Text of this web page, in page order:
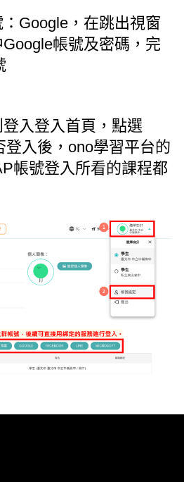
Google，在跳出視窗
帳號及密碼，完
入登入首頁，點選
登入後，ono學習平台的
帳號登入所看的課程都